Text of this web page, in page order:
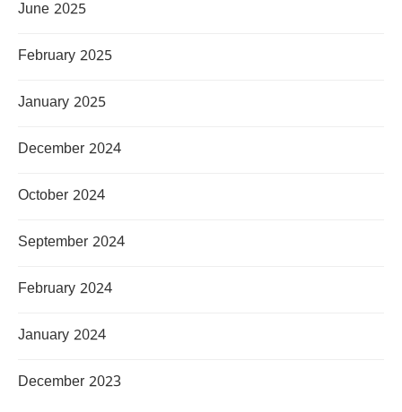
June 2025
February 2025
January 2025
December 2024
October 2024
September 2024
February 2024
January 2024
December 2023